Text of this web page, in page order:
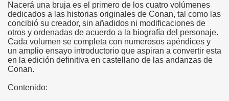
Nacerá una bruja es el primero de los cuatro volúmenes
dedicados a las historias originales de Conan, tal como las
concibió su creador, sin añadidos ni modificaciones de
otros y ordenadas de acuerdo a la biografía del personaje.
Cada volumen se completa con numerosos apéndices y
un amplio ensayo introductorio que aspiran a convertir esta
en la edición definitiva en castellano de las andanzas de
Conan.
Contenido: